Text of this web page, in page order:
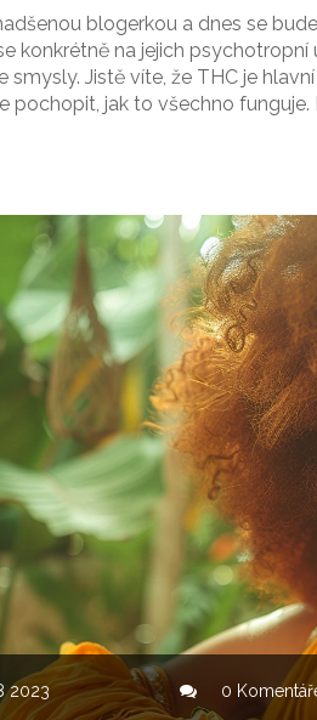
blogerkou a dnes se
konkrétně na jejich
smysly. Jistě víte, že THC je
pochopit, jak to všechno
2023 0